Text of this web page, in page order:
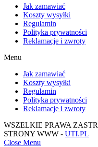
Jak zamawiać
Koszty wysyłki
Regulamin
Polityka prywatności
Reklamacje i zwroty
Menu
Jak zamawiać
Koszty wysyłki
Regulamin
Polityka prywatności
Reklamacje i zwroty
WSZELKIE PRAWA
STRONY WWW - UTI.PL
Close Menu